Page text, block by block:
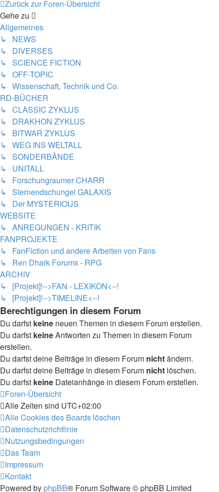
Zurück zur Foren-Übersicht
Gehe zu
Allgemeines
↳ NEWS
↳ DIVERSES
↳ SCIENCE FICTION
↳ OFF-TOPIC
↳ Wissenschaft, Technik und Co.
RD-BÜCHER
↳ CLASSIC ZYKLUS
↳ DRAKHON ZYKLUS
↳ BITWAR ZYKLUS
↳ WEG INS WELTALL
↳ SONDERBÄNDE
↳ UNITALL
↳ Forschungraumer CHARR
↳ Sternendschungel GALAXIS
↳ Der MYSTERIOUS
WEBSITE
↳ ANREGUNGEN - KRITIK
FANPROJEKTE
↳ FanFiction und andere Arbeiten von Fans
↳ Ren Dhark Forums - RPG
ARCHIV
↳ [Projekt]!-->FAN - LEXIKON<--!
↳ [Projekt]!-->TIMELINE<--!
Berechtigungen in diesem Forum
Du darfst keine neuen Themen in diesem Forum erstellen.
Du darfst keineAntworten zu Themen in diesem Forum
erstellen.
Du darfst deine Beiträge in diesem Forum nichtändern.
Du darfst deine Beiträge in diesem Forum nicht löschen.
Du darfst keine Dateianhänge in diesem Forum erstellen.
Foren-Übersicht
Alle Zeiten sind UTC+02:00
Alle Cookies des Boards löschen
Datenschutzrichtlinie
Nutzungsbedingungen
Das Team
Impressum
Kontakt
Powered by phpBB® Forum Software © phpBB Limited